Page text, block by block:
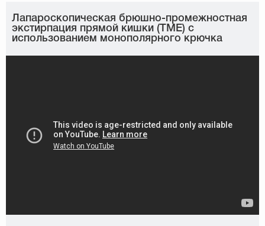
Лапароскопическая брюшно-промежностная
экстирпация прямой кишки (TME) с
использованием монополярного крючка